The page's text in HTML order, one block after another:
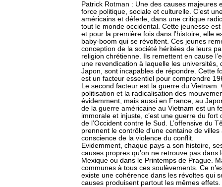
Patrick Rotman : Une des causes majeures
force politique, sociale et culturelle. C’est
américains et déferle, dans une critique
tout le monde occidental. Cette jeunesse
et pour la première fois dans l’histoire, elle
baby-boom qui se révoltent. Ces jeunes
conception de la société héritées de leurs
religion chrétienne. Ils remettent en cause
une revendication à laquelle les
Japon, sont incapables de répondre. Cette
est un facteur essentiel pour comprendre
Le second facteur est la guerre du
politisation et la radicalisation des
évidemment, mais aussi en France, au
de la guerre américaine au Vietnam est un
immorale et injuste, c’est une guerre du
de l’Occident contre le Sud. L’offensive du
prennent le contrôle d’une centaine de
conscience de la violence du conflit.
Evidemment, chaque pays a son histoire,
causes propres qu’on ne retrouve pas dans
Mexique ou dans le Printemps de Prague.
communes à tous ces soulèvements. Ce
existe une cohérence dans les révoltes qui
causes produisent partout les mêmes effets.